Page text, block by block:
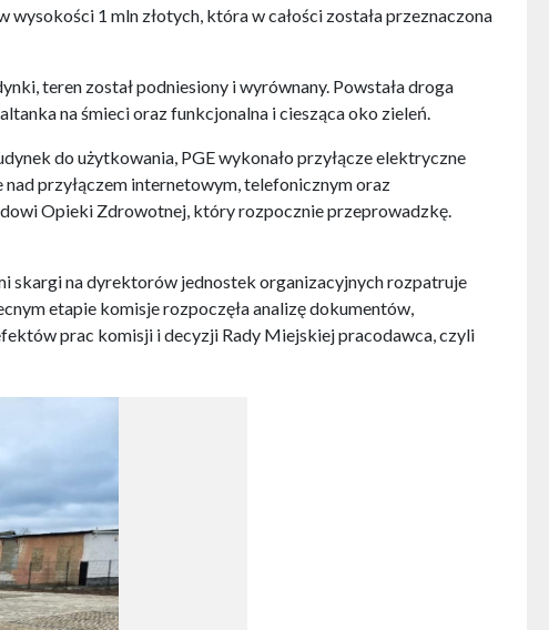
1 mln złotych, która w całości została przeznaczona
teren został podniesiony i wyrównany. Powstała droga
na śmieci oraz funkcjonalna i ciesząca oko zieleń.
do użytkowania, PGE wykonało przyłącze elektryczne
przyłączem internetowym, telefonicznym oraz
Opieki Zdrowotnej, który rozpocznie przeprowadzkę.
skargi na dyrektorów jednostek organizacyjnych rozpatruje
etapie komisje rozpoczęła analizę dokumentów,
prac komisji i decyzji Rady Miejskiej pracodawca, czyli